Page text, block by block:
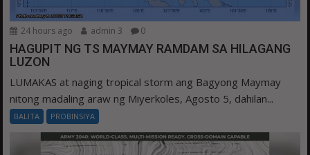
24 hours ago admin 3 0
HAGUPIT NG TS MAYMAY RAMDAM SA HILAGANG
LUZON
LUMAKAS at naging tropical storm ang Bagyong Maymay
nitong madaling araw ng Miyerkoles, Agosto 5, dahilan...
BALITA PROBINSIYA